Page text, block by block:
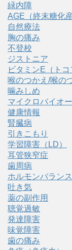
緑内障
AGE（終末糖化産
自然療法
胸の痛み
不登校
ジストニア
ビタミンE（トコ
喉のつかえ/喉の
噛みしめ
マイクロバイオ
健康情報
腎臓病
引きこもり
学習障害（LD）
耳管狭窄症
歯周病
ホルモンバランス
吐き気
薬の副作用
聴覚過敏
発達障害
味覚障害
歯の痛み